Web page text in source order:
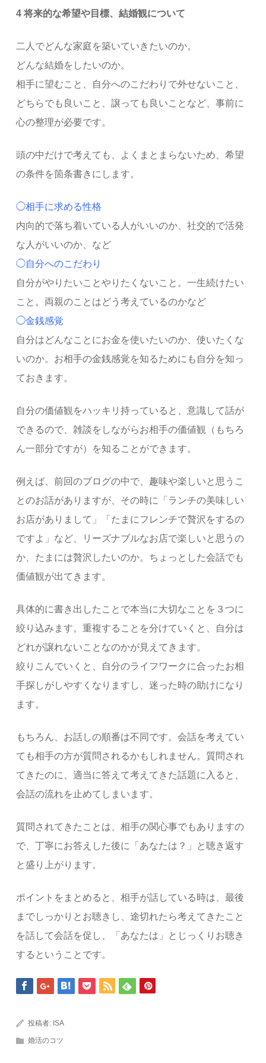
4 将来的な希望や目標、結婚観について
二人でどんな家庭を築いていきたいのか。
どんな結婚をしたいのか。
相手に望むこと、自分へのこだわりで外せないこと、
どちらでも良いこと、譲っても良いことなど、事前に
心の整理が必要です。
頭の中だけで考えても、よくまとまらないため、希望
の条件を箇条書きにします。
◯相手に求める性格
内向的で落ち着いている人がいいのか、社交的で活発
な人がいいのか、など
◯自分へのこだわり
自分がやりたいことやりたくないこと。一生続けたい
こと。両親のことはどう考えているのかなど
◯金銭感覚
自分はどんなことにお金を使いたいのか、使いたくな
いのか。お相手の金銭感覚を知るためにも自分を知っ
ておきます。
自分の価値観をハッキリ持っていると、意識して話が
できるので、雑談をしながらお相手の価値観（もちろ
ん一部分ですが）を知ることができます。
例えば、前回のブログの中で、趣味や楽しいと思うこ
とのお話がありますが、その時に「ランチの美味しい
お店がありまして」「たまにフレンチで贅沢をするの
ですよ」など、リーズナブルなお店で楽しいと思うの
か、たまには贅沢したいのか。ちょっとした会話でも
価値観が出てきます。
具体的に書き出したことで本当に大切なことを３つに
絞り込みます。重複することを分けていくと、自分は
どれが譲れないことなのかが見えてきます。
絞りこんでいくと、自分のライフワークに合ったお相
手探しがしやすくなりますし、迷った時の助けになり
ます。
もちろん、お話しの順番は不同です。会話を考えてい
ても相手の方が質問されるかもしれません。質問され
てきたのに、適当に答えて考えてきた話題に入ると、
会話の流れを止めてしまいます。
質問されてきたことは、相手の関心事でもありますの
で、丁寧にお答えした後に「あなたは？」と聴き返す
と盛り上がります。
ポイントをまとめると、相手が話している時は、最後
までしっかりとお聴きし、途切れたら考えてきたこと
を話して会話を促し、「あなたは」とじっくりお聴き
するということです。
投稿者: ISA
婚活のコツ